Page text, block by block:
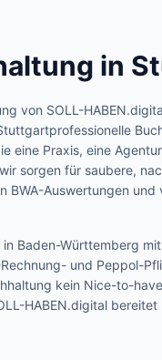
in
von SOLL-
professionelle
eine Praxis, eine
sorgen für saubere,
BWA-Auswertungen und
in Baden-Württemberg
und Peppol-
kein Nice-to-
HABEN.digital bereitet